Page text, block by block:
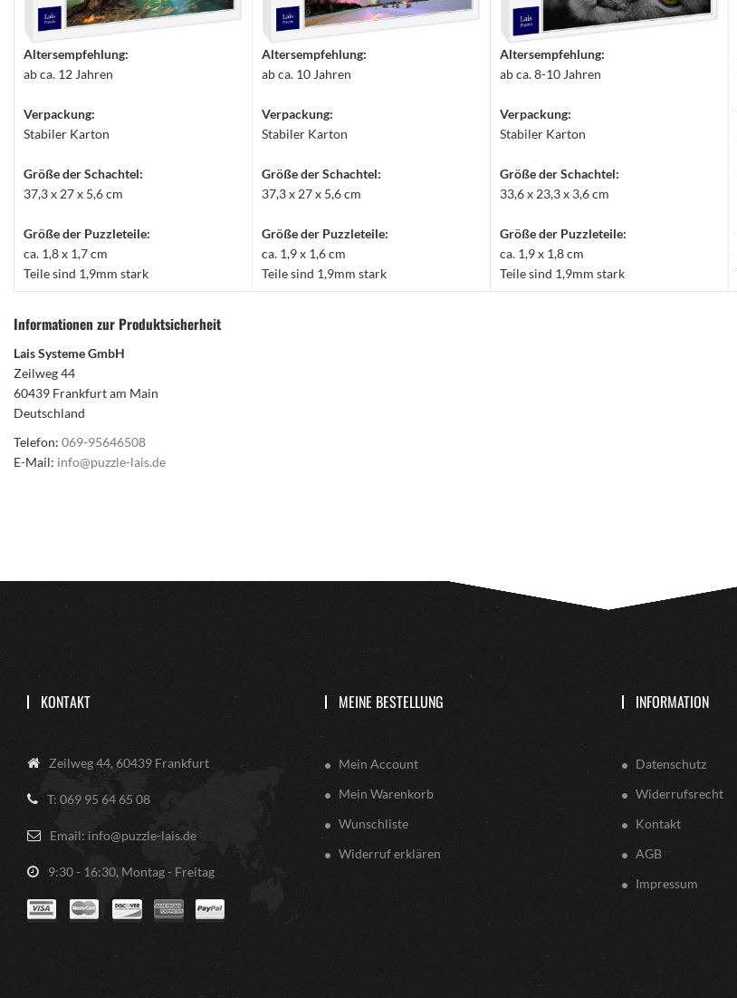
Altersempfehlung:
ab ca. 12 Jahren
Verpackung:
Stabiler Karton
Größe der Schachtel:
37,3 x 27 x 5,6 cm
Größe der Puzzleteile:
ca. 1,8 x 1,7 cm
Teile sind 1,9mm stark
Altersempfehlung:
ab ca. 10 Jahren
Verpackung:
Stabiler Karton
Größe der Schachtel:
37,3 x 27 x 5,6 cm
Größe der Puzzleteile:
ca. 1,9 x 1,6 cm
Teile sind 1,9mm stark
Altersempfehlung:
ab ca. 8-10 Jahren
Verpackung:
Stabiler Karton
Größe der Schachtel:
33,6 x 23,3 x 3,6 cm
Größe der Puzzleteile:
ca. 1,9 x 1,8 cm
Teile sind 1,9mm stark
Informationen zur Produktsicherheit
Lais Systeme GmbH
Zeilweg 44
60439 Frankfurt am Main
Deutschland
Telefon: 069-95646508
E-Mail: info@puzzle-lais.de
KONTAKT
Zeilweg 44, 60439 Frankfurt
T: 069 95 64 65 08
Email: info@puzzle-lais.de
9:30 - 16:30, Montag - Freitag
MEINE BESTELLUNG
Mein Account
Mein Warenkorb
Wunschliste
Widerruf erklären
INFORMATION
Datenschutz
Widerrufsrecht
Kontakt
AGB
Impressum